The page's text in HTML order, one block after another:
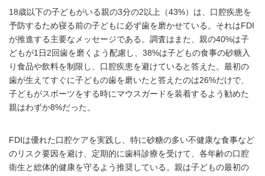
18歳以下の子どもがいる親の3分の2以上（43%）は、口腔疾患を
予防するため寝る前の子どもに必ず歯を磨かせている。それはFDI
が推進する主要なメッセージである。調査はまた、親の40%は子
どもが1日2回歯を磨くよう配慮し、38%は子どもの食事の砂糖入
り食品や飲料を制限し、口腔疾患を避けていると答えた。最初の
歯が生えてすぐに子どもの歯を磨いたと答えたのは26%だけで、
子どもがスポーツをする時にマウスガードを装着するよう勧めた
親はわずか8%だった。
FDIは優れた口腔ケアを実践し、特に砂糖の多い不健康な食事など
のリスク要因を避け、定期的に歯科診療を受けて、各年齢の口腔
衛生と総体的健康を守るよう推奨している。親は子どもの最初の